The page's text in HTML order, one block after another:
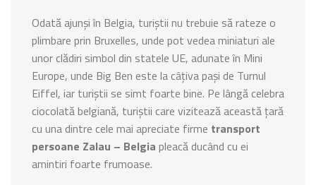
Odată ajunși în Belgia, turiștii nu trebuie să rateze o
plimbare prin Bruxelles, unde pot vedea miniaturi ale
unor clădiri simbol din statele UE, adunate în Mini
Europe, unde Big Ben este la câțiva pași de Turnul
Eiffel, iar turiștii se simt foarte bine. Pe lângă celebra
ciocolată belgiană, turiștii care vizitează această țară
cu una dintre cele mai apreciate firme transport
persoane Zalau – Belgia pleacă ducând cu ei
amintiri foarte frumoase.